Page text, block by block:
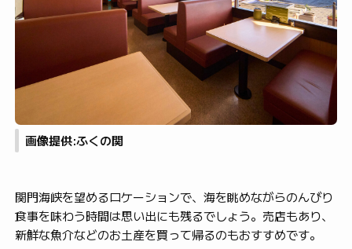
画像提供:ふくの関
関門海峡を望めるロケーションで、海を眺めながらのんびり
食事を味わう時間は思い出にも残るでしょう。売店もあり、
新鮮な魚介などのお土産を買って帰るのもおすすめです。